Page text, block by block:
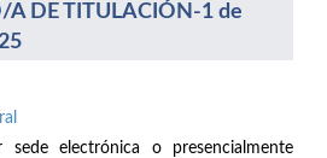
A DE TITULACIÓN-1 de
sede electrónica o presencialmente